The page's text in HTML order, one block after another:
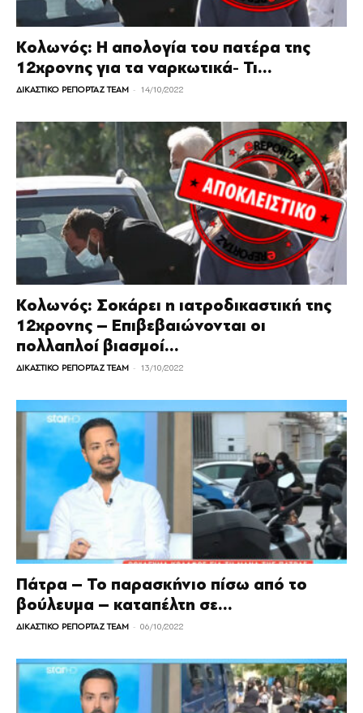
Κολωνός: Η απολογία του πατέρα της
12χρονης για τα ναρκωτικά- Τι...
ΔΙΚΑΣΤΙΚΟ ΡΕΠΟΡΤΑΖ TEAM - 14/10/2022
Κολωνός: Σοκάρει η ιατροδικαστική της
12χρονης – Επιβεβαιώνονται οι
πολλαπλοί βιασμοί...
ΔΙΚΑΣΤΙΚΟ ΡΕΠΟΡΤΑΖ TEAM - 13/10/2022
Πάτρα – Το παρασκήνιο πίσω από το
βούλευμα – καταπέλτη σε...
ΔΙΚΑΣΤΙΚΟ ΡΕΠΟΡΤΑΖ TEAM - 06/10/2022